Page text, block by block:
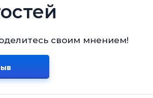
своим мнением!